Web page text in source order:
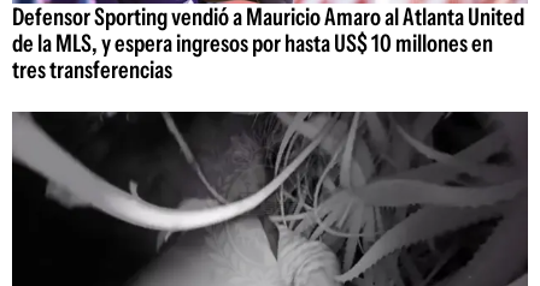
Defensor Sporting vendió a Mauricio Amaro al Atlanta United
de la MLS, y espera ingresos por hasta US$ 10 millones en
tres transferencias